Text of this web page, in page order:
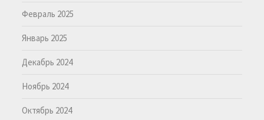
Февраль 2025
Январь 2025
Декабрь 2024
Ноябрь 2024
Октябрь 2024